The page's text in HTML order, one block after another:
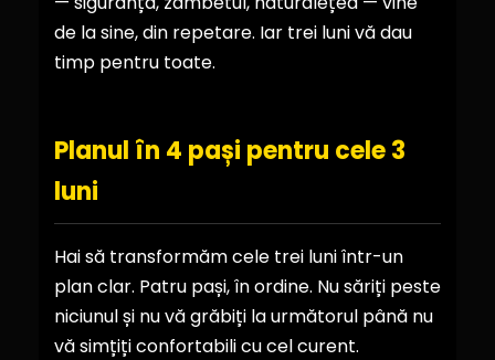
de la sine, din repetare. Iar trei luni vă dau
timp pentru toate.
Planul în 4 pași pentru cele 3
luni
Hai să transformăm cele trei luni într-un
plan clar. Patru pași, în ordine. Nu săriți peste
niciunul și nu vă grăbiți la următorul până nu
vă simțiți confortabili cu cel curent.